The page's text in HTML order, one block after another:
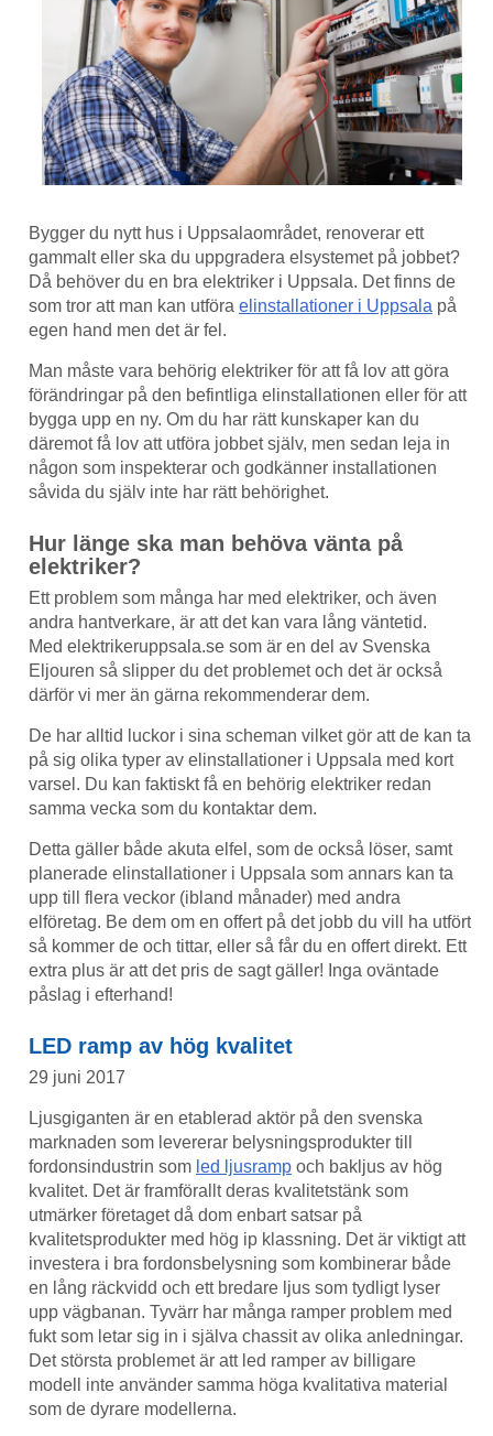
Bygger du nytt hus i Uppsalaområdet, renoverar ett
gammalt eller ska du uppgradera elsystemet på jobbet?
Då behöver du en bra elektriker i Uppsala. Det finns de
som tror att man kan utföra elinstallationer i Uppsala på
egen hand men det är fel.
Man måste vara behörig elektriker för att få lov att göra
förändringar på den befintliga elinstallationen eller för att
bygga upp en ny. Om du har rätt kunskaper kan du
däremot få lov att utföra jobbet själv, men sedan leja in
någon som inspekterar och godkänner installationen
såvida du själv inte har rätt behörighet.
Hur länge ska man behöva vänta på
elektriker?
Ett problem som många har med elektriker, och även
andra hantverkare, är att det kan vara lång väntetid.
Med elektrikeruppsala.se som är en del av Svenska
Eljouren så slipper du det problemet och det är också
därför vi mer än gärna rekommenderar dem.
De har alltid luckor i sina scheman vilket gör att de kan ta
på sig olika typer av elinstallationer i Uppsala med kort
varsel. Du kan faktiskt få en behörig elektriker redan
samma vecka som du kontaktar dem.
Detta gäller både akuta elfel, som de också löser, samt
planerade elinstallationer i Uppsala som annars kan ta
upp till flera veckor (ibland månader) med andra
elföretag. Be dem om en offert på det jobb du vill ha utfört
så kommer de och tittar, eller så får du en offert direkt. Ett
extra plus är att det pris de sagt gäller! Inga oväntade
påslag i efterhand!
LED ramp av hög kvalitet
29 juni 2017
Ljusgiganten är en etablerad aktör på den svenska
marknaden som levererar belysningsprodukter till
fordonsindustrin som led ljusramp och bakljus av hög
kvalitet. Det är framförallt deras kvalitetstänk som
utmärker företaget då dom enbart satsar på
kvalitetsprodukter med hög ip klassning. Det är viktigt att
investera i bra fordonsbelysning som kombinerar både
en lång räckvidd och ett bredare ljus som tydligt lyser
upp vägbanan. Tyvärr har många ramper problem med
fukt som letar sig in i själva chassit av olika anledningar.
Det största problemet är att led ramper av billigare
modell inte använder samma höga kvalitativa material
som de dyrare modellerna.